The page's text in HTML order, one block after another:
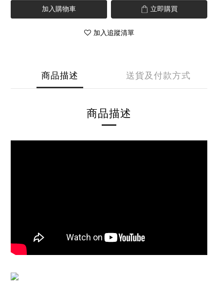
加入購物車 立即購買
加入追蹤清單
商品描述 送貨及付款方式
商品描述